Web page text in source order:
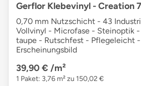
Gerflor Klebevinyl - Creation
0,70 mm Nutzschicht - 43
Vollvinyl - Microfase - Steinoptik
taupe - Rutschfest - Pflegeleicht
Erscheinungsbild
39,90 € /m²
1 Paket: 3,76 m² zu 150,02 €